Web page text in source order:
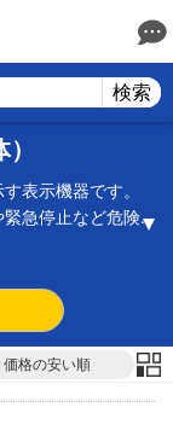
検索
表示機器です。
急停止など危険
用されています
滅・回転がありま
よう減光機能を
設置は耐振動性
のものを選びま
価格の安い順